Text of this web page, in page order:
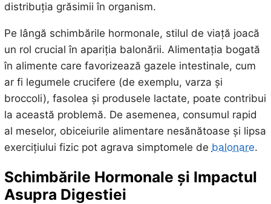
distribuția grăsimii în organism.
Pe lângă schimbările hormonale, stilul de viață joacă
un rol crucial în apariția balonării. Alimentația bogată
în alimente care favorizează gazele intestinale, cum
ar fi legumele crucifere (de exemplu, varza și
broccoli), fasolea și produsele lactate, poate contribui
la această problemă. De asemenea, consumul rapid
al meselor, obiceiurile alimentare nesănătoase și lipsa
exercițiului fizic pot agrava simptomele de balonare.
Schimbările Hormonale și Impactul
Asupra Digestiei